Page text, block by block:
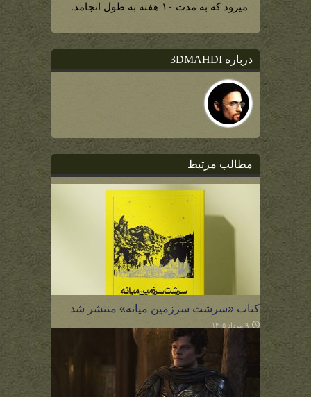
میرود که به مدت ۱۰ هفته به طول انجامد.
درباره 3DMAHDI
مطالب مرتبط
کتاب «سرشت سرزمین میانه» منتشر شد
۹ مرداد ۱۴۰۵